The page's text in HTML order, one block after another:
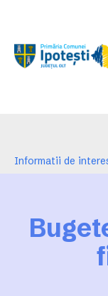
Informatii de